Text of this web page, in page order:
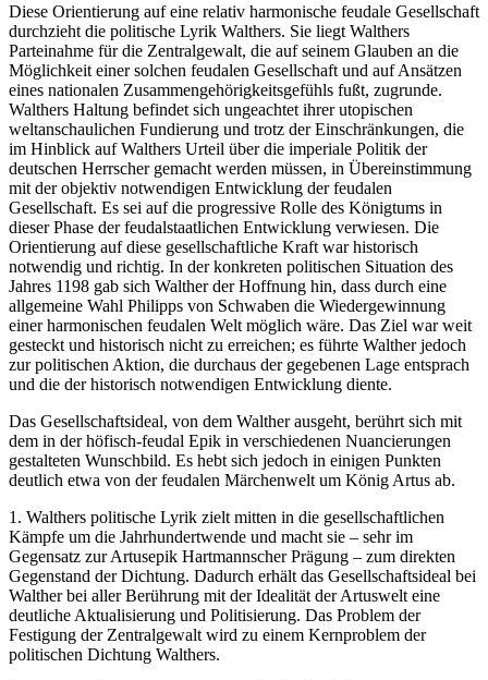
Diese Orientierung auf eine relativ harmonische feudale Gesellschaft
durchzieht die politische Lyrik Walthers. Sie liegt Walthers
Parteinahme für die Zentralgewalt, die auf seinem Glauben an die
Möglichkeit einer solchen feudalen Gesellschaft und auf Ansätzen
eines nationalen Zusammengehörigkeitsgefühls fußt, zugrunde.
Walthers Haltung befindet sich ungeachtet ihrer utopischen
weltanschaulichen Fundierung und trotz der Einschränkungen, die
im Hinblick auf Walthers Urteil über die imperiale Politik der
deutschen Herrscher gemacht werden müssen, in Übereinstimmung
mit der objektiv notwendigen Entwicklung der feudalen
Gesellschaft. Es sei auf die progressive Rolle des Königtums in
dieser Phase der feudalstaatlichen Entwicklung verwiesen. Die
Orientierung auf diese gesellschaftliche Kraft war historisch
notwendig und richtig. In der konkreten politischen Situation des
Jahres 1198 gab sich Walther der Hoffnung hin, dass durch eine
allgemeine Wahl Philipps von Schwaben die Wiedergewinnung
einer harmonischen feudalen Welt möglich wäre. Das Ziel war weit
gesteckt und historisch nicht zu erreichen; es führte Walther jedoch
zur politischen Aktion, die durchaus der gegebenen Lage entsprach
und die der historisch notwendigen Entwicklung diente.
Das Gesellschaftsideal, von dem Walther ausgeht, berührt sich mit
dem in der höfisch-feudal Epik in verschiedenen Nuancierungen
gestalteten Wunschbild. Es hebt sich jedoch in einigen Punkten
deutlich etwa von der feudalen Märchenwelt um König Artus ab.
1. Walthers politische Lyrik zielt mitten in die gesellschaftlichen
Kämpfe um die Jahrhundertwende und macht sie – sehr im
Gegensatz zur Artusepik Hartmannscher Prägung – zum direkten
Gegenstand der Dichtung. Dadurch erhält das Gesellschaftsideal bei
Walther bei aller Berührung mit der Idealität der Artuswelt eine
deutliche Aktualisierung und Politisierung. Das Problem der
Festigung der Zentralgewalt wird zu einem Kernproblem der
politischen Dichtung Walthers.